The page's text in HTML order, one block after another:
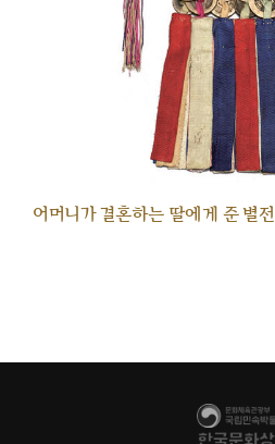
어머니가 결혼하는 딸에게 준 별전